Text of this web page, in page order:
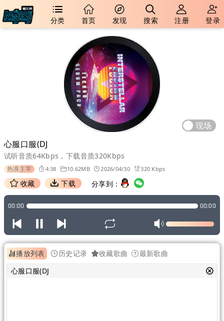
分类 首页 发现 搜索 注册 登录
现场
心服口服(DJ
试听音质64Kbps，下载音质320Kbps
热浪主宰 4:38 10.62MB 2026/04/30 320 Kbps
收藏 下载 分享到：
00:00 00:00
播放列表 历史记录 收藏歌曲
最新歌曲
心服口服(DJ